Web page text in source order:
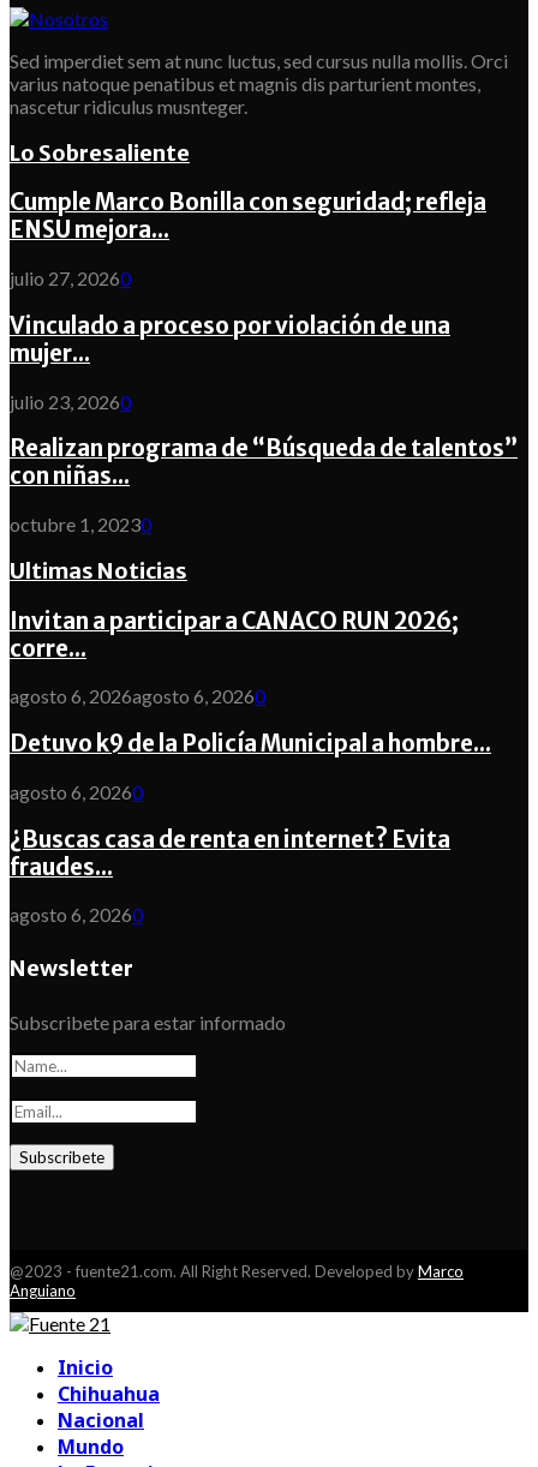
Sed imperdiet sem at nunc luctus, sed cursus nulla mollis. Orci
varius natoque penatibus et magnis dis parturient montes,
nascetur ridiculus musnteger.
Lo Sobresaliente
Cumple Marco Bonilla con seguridad; refleja
ENSU mejora...
julio 27, 20260
Vinculado a proceso por violación de una
mujer...
julio 23, 20260
Realizan programa de “Búsqueda de talentos”
con niñas...
octubre 1, 20230
Ultimas Noticias
Invitan a participar a CANACO RUN 2026;
corre...
agosto 6, 2026agosto 6, 20260
Detuvo k9 de la Policía Municipal a hombre...
agosto 6, 20260
¿Buscas casa de renta en internet? Evita
fraudes...
agosto 6, 20260
Newsletter
Subscribete para estar informado
@2023 - fuente21.com. All Right Reserved. Developed byMarco
Anguiano
Inicio
Chihuahua
Nacional
Mundo